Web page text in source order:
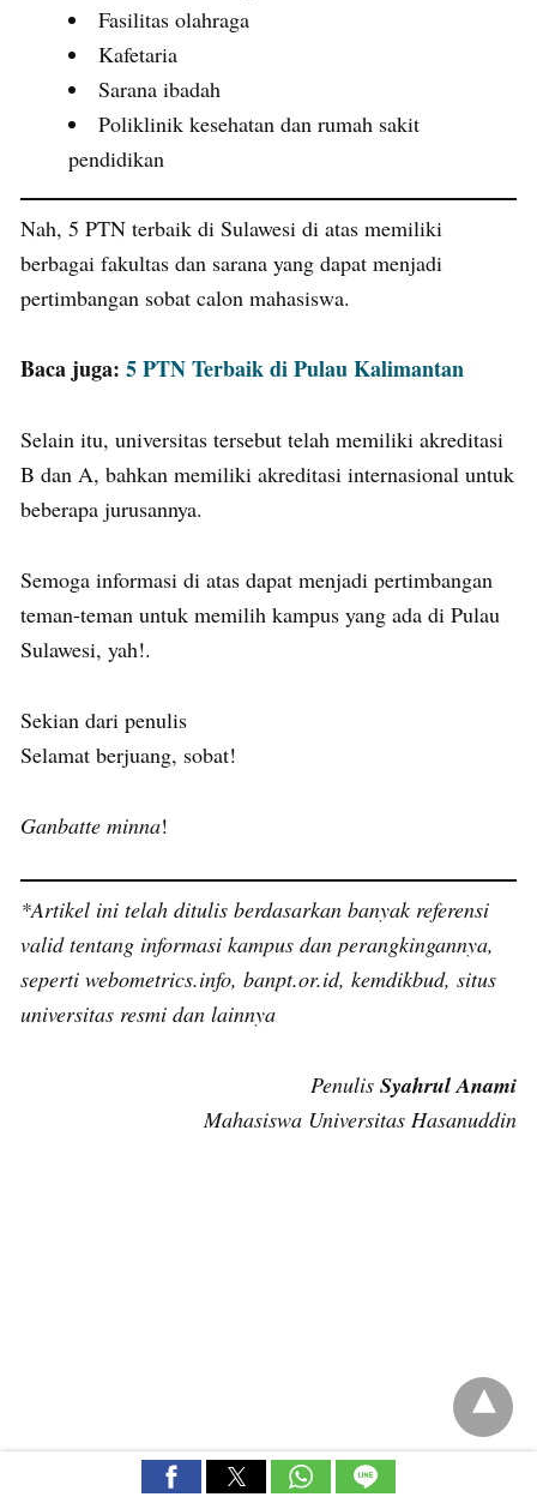
Fasilitas olahraga
Kafetaria
Sarana ibadah
Poliklinik kesehatan dan rumah sakit
pendidikan
Nah, 5 PTN terbaik di Sulawesi di atas memiliki
berbagai fakultas dan sarana yang dapat menjadi
pertimbangan sobat calon mahasiswa.
Baca juga: 5 PTN Terbaik di Pulau Kalimantan
Selain itu, universitas tersebut telah memiliki akreditasi
B dan A, bahkan memiliki akreditasi internasional untuk
beberapa jurusannya.
Semoga informasi di atas dapat menjadi pertimbangan
teman-teman untuk memilih kampus yang ada di Pulau
Sulawesi, yah!.
Sekian dari penulis
Selamat berjuang, sobat!
Ganbatte minna!
*Artikel ini telah ditulis berdasarkan banyak referensi
valid tentang informasi kampus dan perangkingannya,
seperti webometrics.info, banpt.or.id, kemdikbud, situs
universitas resmi dan lainnya
Penulis Syahrul Anami
Mahasiswa Universitas Hasanuddin